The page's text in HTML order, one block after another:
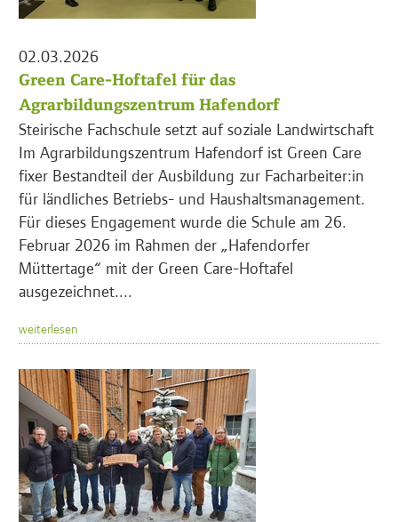
02.03.2026
Green Care-Hoftafel für das
Agrarbildungszentrum Hafendorf
Steirische Fachschule setzt auf soziale Landwirtschaft
Im Agrarbildungszentrum Hafendorf ist Green Care
fixer Bestandteil der Ausbildung zur Facharbeiter:in
für ländliches Betriebs- und Haushaltsmanagement.
Für dieses Engagement wurde die Schule am 26.
Februar 2026 im Rahmen der „Hafendorfer
Müttertage“ mit der Green Care-Hoftafel
ausgezeichnet....
weiterlesen